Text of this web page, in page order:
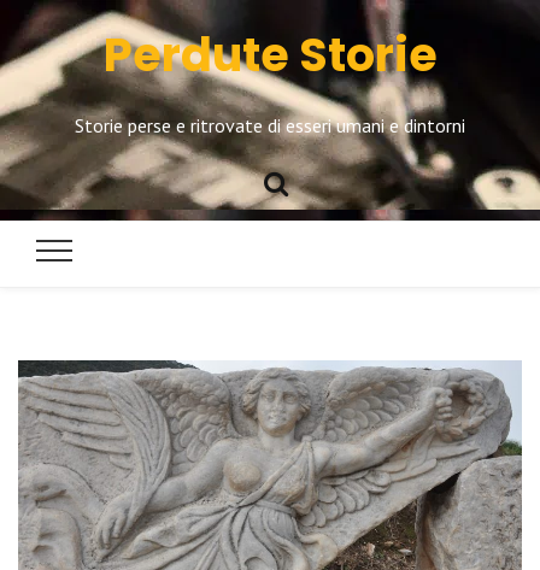
Perdute Storie
Storie perse e ritrovate di esseri umani e dintorni